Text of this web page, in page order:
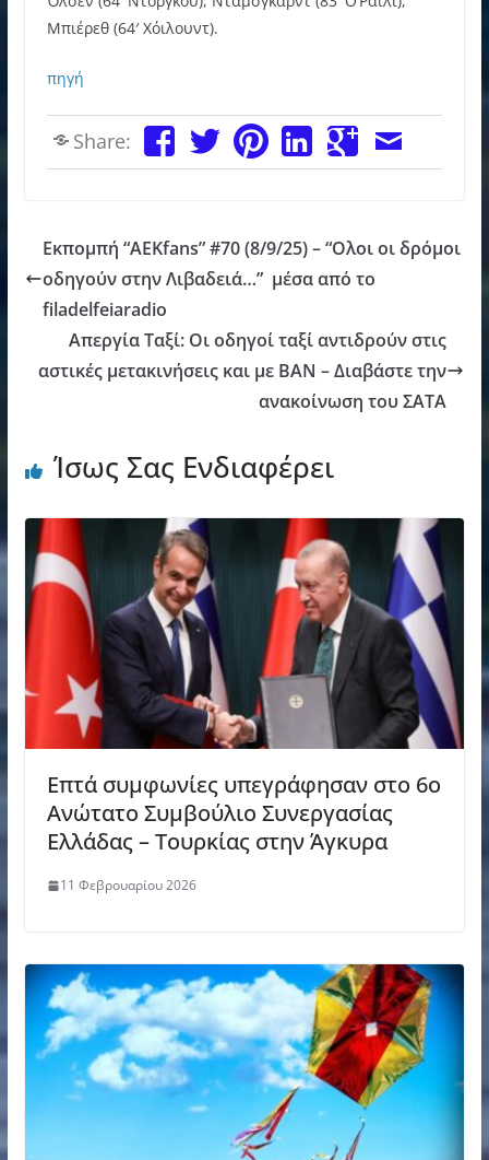
Μπιέρεθ (64′ Χόιλουντ).
πηγή
Share:
Εκπομπή “AEKfans” #70 (8/9/25) – “Ολοι οι δρόμοι
οδηγούν στην Λιβαδειά…” μέσα από το
filadelfeiaradio
Απεργία Ταξί: Οι οδηγοί ταξί αντιδρούν στις
αστικές μετακινήσεις και με ΒΑΝ – Διαβάστε την
ανακοίνωση του ΣΑΤΑ
Ίσως Σας Ενδιαφέρει
Επτά συμφωνίες υπεγράφησαν στο 6ο
Ανώτατο Συμβούλιο Συνεργασίας
Ελλάδας – Τουρκίας στην Άγκυρα
11 Φεβρουαρίου 2026